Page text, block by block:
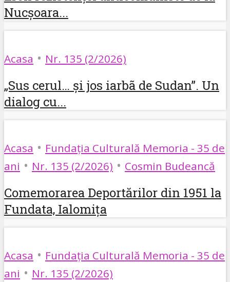
Nucșoara...
Acasa • Nr. 135 (2/2026)
„Sus cerul… și jos iarbã de Sudan”. Un
dialog cu...
Acasa • Fundația Culturală Memoria - 35 de
ani • Nr. 135 (2/2026) • Cosmin Budeancă
Comemorarea Deportărilor din 1951 la
Fundata, Ialomița
Acasa • Fundația Culturală Memoria - 35 de
ani • Nr. 135 (2/2026)